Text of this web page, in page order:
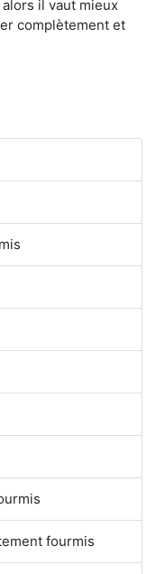
il vaut mieux
complètement et
fourmis